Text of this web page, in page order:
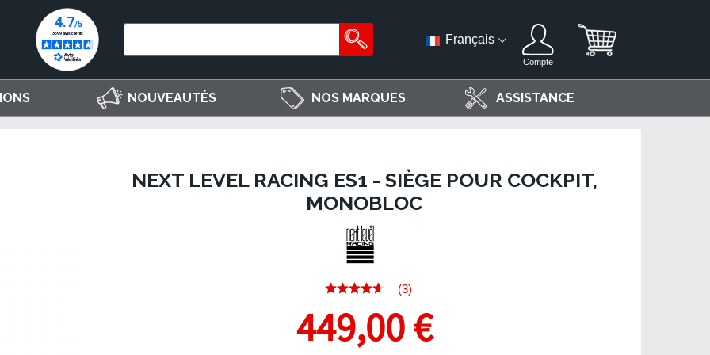
Français
Compte
NOUVEAUTÉS NOS MARQUES ASSISTANCE
NEXT LEVEL RACING ES1 - SIÈGE POUR COCKPIT,
MONOBLOC
(3)
449,00 €